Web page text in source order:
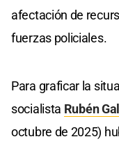
afectación de
fuerzas policiales.
Para graficar la
socialista Rubén
octubre de 2025)